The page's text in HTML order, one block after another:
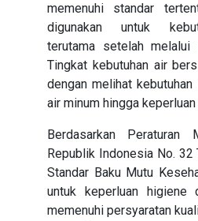
memenuhi standar
digunakan untuk
terutama setelah melalui
Tingkat kebutuhan air
dengan melihat
air minum hingga
Berdasarkan Peraturan
Republik Indonesia No. 32
Standar Baku Mutu
untuk keperluan higiene
memenuhi persyaratan